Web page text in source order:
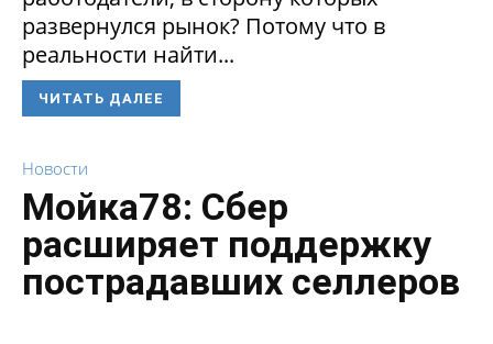
развернулся рынок? Потому что в
реальности найти...
ЧИТАТЬ ДАЛЕЕ
Новости
Мойка78: Сбер
расширяет поддержку
пострадавших селлеров